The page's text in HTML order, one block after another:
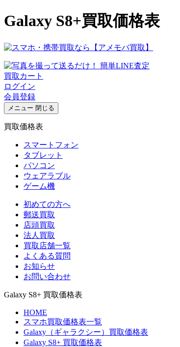
Galaxy S8+買取価格表
買取カート
ログイン
会員登録
メニュー 閉じる
買取価格表
スマートフォン
タブレット
パソコン
ウェアラブル
ゲーム機
初めての方へ
郵送買取
店頭買取
法人買取
買取店舗一覧
よくある質問
お知らせ
お問い合わせ
Galaxy S8+ 買取価格表
HOME
スマホ買取価格表一覧
Galaxy（ギャラクシー）買取価格表
Galaxy S8+ 買取価格表